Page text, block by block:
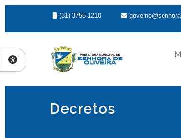
(31) 3755-1210
Decretos